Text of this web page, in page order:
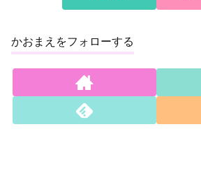
かおまえをフォローする